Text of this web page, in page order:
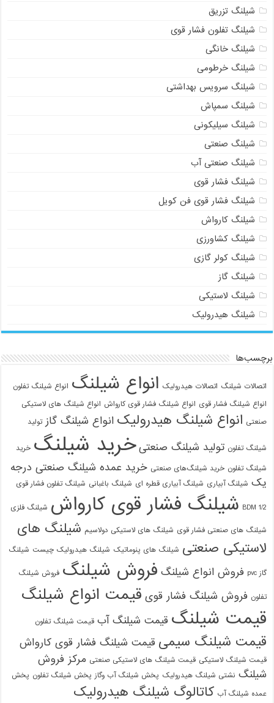
شیلنگ تزریق
شیلنگ تفلون فشار قوی
شیلنگ خانگی
شیلنگ خرطومی
شیلنگ سرویس بهداشتی
شیلنگ سمپاش
شیلنگ سیلیکونی
شیلنگ صنعتی
شیلنگ صنعتی آب
شیلنگ فشار قوی
شیلنگ فشار قوی فن کویل
شیلنگ کارواش
شیلنگ کشاورزی
شیلنگ کولر گازی
شیلنگ گاز
شیلنگ لاستیکی
شیلنگ هیدرولیک
برچسب‌ها
اتصالات شیلنگ اتصالات هیدرولیک انواع شیلنگ انواع شیلنگ تفلون
انواع شیلنگ فشار قوی انواع شیلنگ فشار قوی کارواش انواع شیلنگ های لاستیکی
صنعتی انواع شیلنگ هیدرولیک انواع شیلنگ گاز تولید
شیلنگ تفلون تولید شیلنگ صنعتی خرید شیلنگ خرید
شیلنگ تفلون خرید شیلنگ‌های صنعتی خرید عمده شیلنگ صنعتی درجه
یک شیلنگ آبیاری شیلنگ آبیاری قطره ای شیلنگ باغبانی شیلنگ تفلون فشار قوی
1/2 BDM شیلنگ فشار قوی کارواش شیلنگ فلزی
شیلنگ های صنعتی فشار قوی شیلنگ های لاستیکی دولاسیم شیلنگ های
لاستیکی صنعتی شیلنگ های پنوماتیک شیلنگ هیدرولیک چیست شیلنگ
گاز pvc فروش انواع شیلنگ فروش شیلنگ فروش شیلنگ
تفلون فروش شیلنگ فشار قوی قیمت انواع شیلنگ
قیمت شیلنگ قیمت شیلنگ آب قیمت شیلنگ تفلون
قیمت شیلنگ سیمی قیمت شیلنگ فشار قوی کارواش
قیمت شیلنگ لاستیکی قیمت شیلنگ های لاستیکی صنعتی مرکز فروش
شیلنگ نشتی شیلنگ هیدرولیک پخش شیلنگ آب وگاز پخش شیلنگ تفلون پخش
عمده شیلنگ آب کاتالوگ شیلنگ هیدرولیک
09129586863